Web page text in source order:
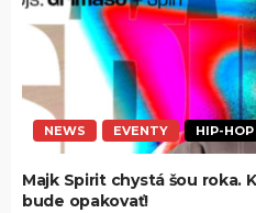
NEWS EVENTY HIP-HOP
Majk Spirit chystá šou roka.
bude opakovať!